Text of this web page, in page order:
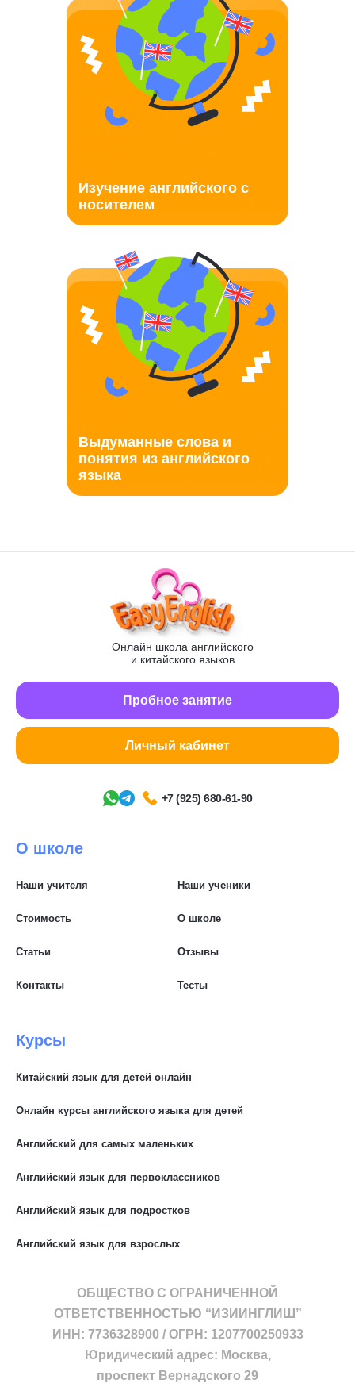
Изучение английского с
носителем
Выдуманные слова и
понятия из английского
языка
Онлайн школа английского
и китайского языков
Пробное занятие
Личный кабинет
+7 (925) 680-61-90
О школе
Наши учителя Наши ученики
Стоимость О школе
Статьи Отзывы
Контакты Тесты
Курсы
Китайский язык для детей онлайн
Онлайн курсы английского языка для детей
Английский для самых маленьких
Английский язык для первоклассников
Английский язык для подростков
Английский язык для взрослых
ОБЩЕСТВО С ОГРАНИЧЕННОЙ
ОТВЕТСТВЕННОСТЬЮ “ИЗИИНГЛИШ”
ИНН: 7736328900 / ОГРН: 1207700250933
Юридический адрес: Москва,
проспект Вернадского 29